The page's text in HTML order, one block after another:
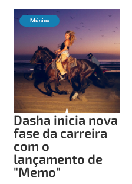
Música
Dasha inicia nova
fase da carreira
com o
lançamento de
"Memo"